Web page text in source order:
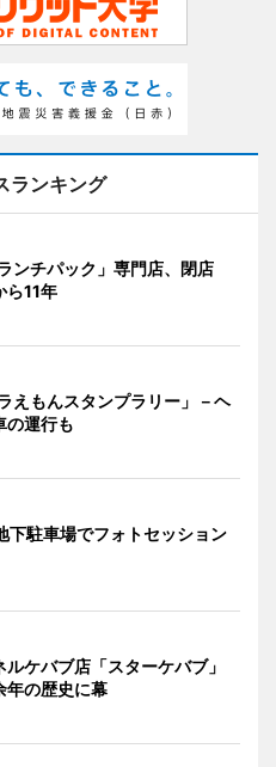
ランキング
ンチパック」専門店、閉店
11年
えもんスタンプラリー」－ヘ
の運行も
下駐車場でフォトセッション
ケバブ店「スターケバブ」
の歴史に幕